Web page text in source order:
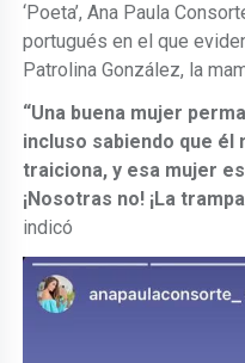
‘Poeta’, Ana Paula
portugués en el que
Patrolina González, la
“Una buena mujer
incluso sabiendo que él
traiciona, y esa mujer
¡Nosotras no! ¡La
indicó